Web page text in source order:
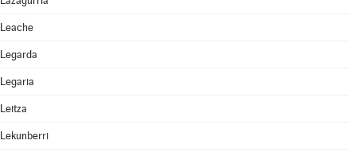
Leache
Legarda
Legaria
Leitza
Lekunberri